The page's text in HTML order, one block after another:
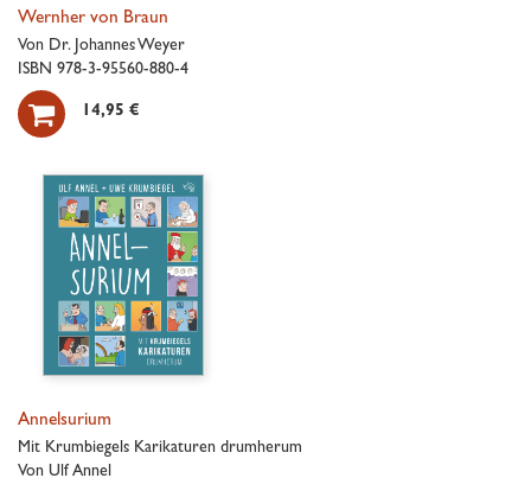
Wernher von Braun
Von Dr. Johannes Weyer
ISBN 978-3-95560-880-4
 14,95 €
Annelsurium
Mit Krumbiegels Karikaturen drumherum
Von Ulf Annel